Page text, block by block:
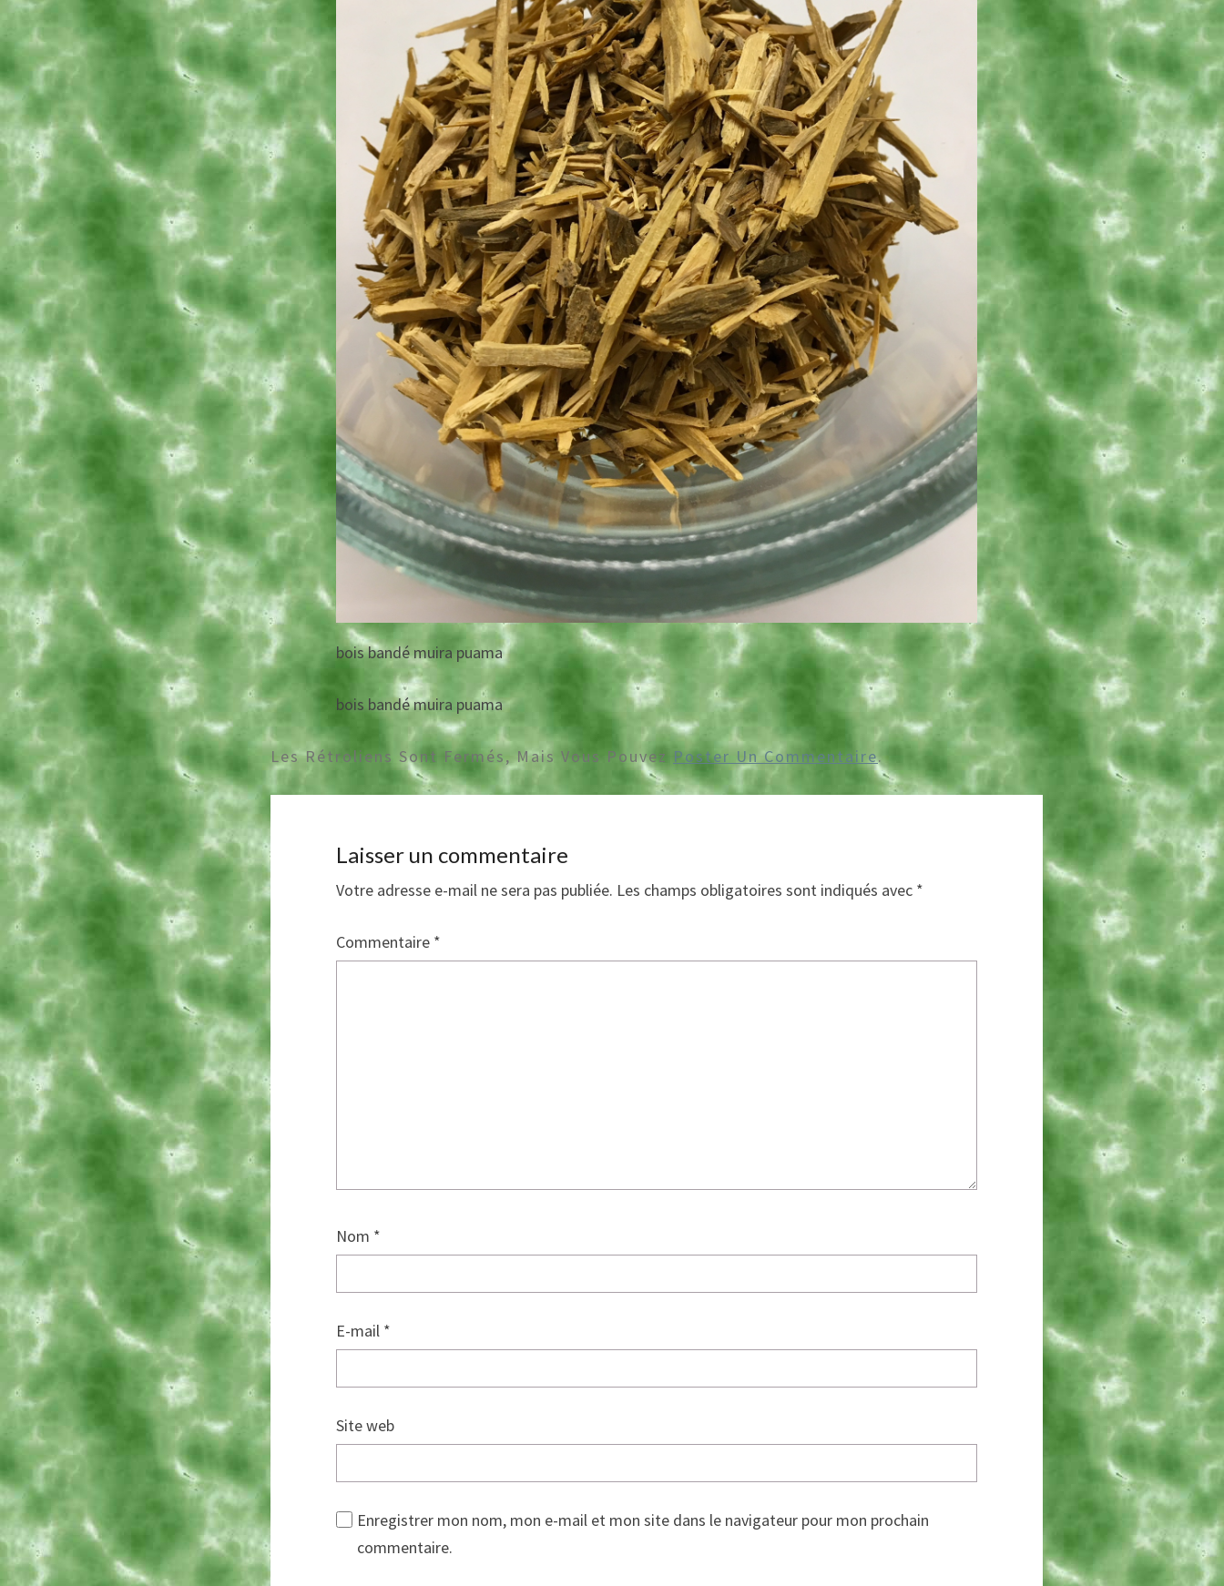
bois bandé muira puama
bois bandé muira puama
Les Rétroliens Sont Fermés, Mais Vous Pouvez Poster Un Commentaire.
Laisser un commentaire
Votre adresse e-mail ne sera pas publiée. Les champs obligatoires sont indiqués avec *
Commentaire *
Nom *
E-mail *
Site web
Enregistrer mon nom, mon e-mail et mon site dans le navigateur pour mon prochain
commentaire.